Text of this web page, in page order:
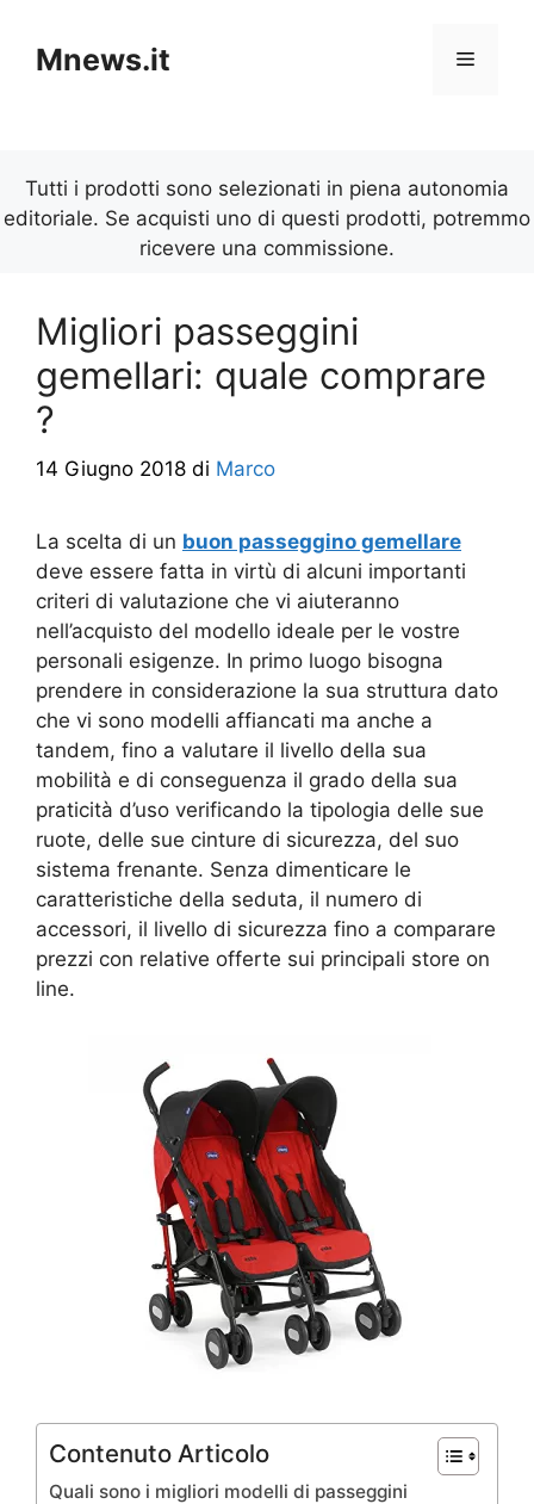
contenuto
Mnews.it Menu
Tutti i prodotti sono selezionati in piena autonomia
editoriale. Se acquisti uno di questi prodotti, potremmo
ricevere una commissione.
Migliori passeggini
gemellari: quale comprare
?
14 Giugno 2018 di Marco
La scelta di un buon passeggino gemellare
deve essere fatta in virtù di alcuni importanti
criteri di valutazione che vi aiuteranno
nell’acquisto del modello ideale per le vostre
personali esigenze. In primo luogo bisogna
prendere in considerazione la sua struttura dato
che vi sono modelli affiancati ma anche a
tandem, fino a valutare il livello della sua
mobilità e di conseguenza il grado della sua
praticità d’uso verificando la tipologia delle sue
ruote, delle sue cinture di sicurezza, del suo
sistema frenante. Senza dimenticare le
caratteristiche della seduta, il numero di
accessori, il livello di sicurezza fino a comparare
prezzi con relative offerte sui principali store on
line.
Contenuto Articolo
Quali sono i migliori modelli di passeggini